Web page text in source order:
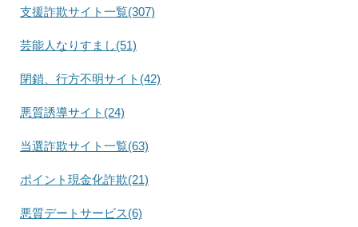
支援詐欺サイト一覧(307)
芸能人なりすまし(51)
閉鎖、行方不明サイト(42)
悪質誘導サイト(24)
当選詐欺サイト一覧(63)
ポイント現金化詐欺(21)
悪質デートサービス(6)